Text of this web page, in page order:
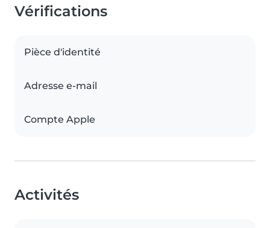
Vérifications
Pièce d'identité
Adresse e-mail
Compte Apple
Activités